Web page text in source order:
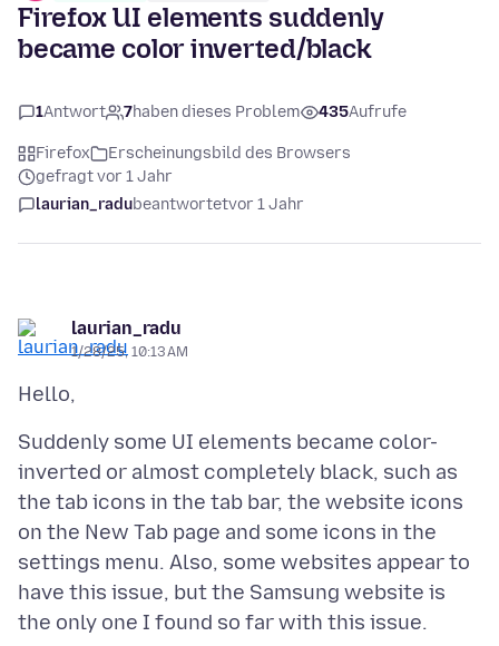
Firefox UI elements suddenly
became color inverted/black
1Antwort 7haben dieses Problem 435Aufrufe
Firefox
Erscheinungsbild des Browsers
gefragt vor 1 Jahr
laurian_radubeantwortetvor 1 Jahr
laurian_radu
1/28/25, 10:13 AM
Suddenly some UI elements became color-
inverted or almost completely black, such as
the tab icons in the tab bar, the website icons
on the New Tab page and some icons in the
settings menu. Also, some websites appear to
have this issue, but the Samsung website is